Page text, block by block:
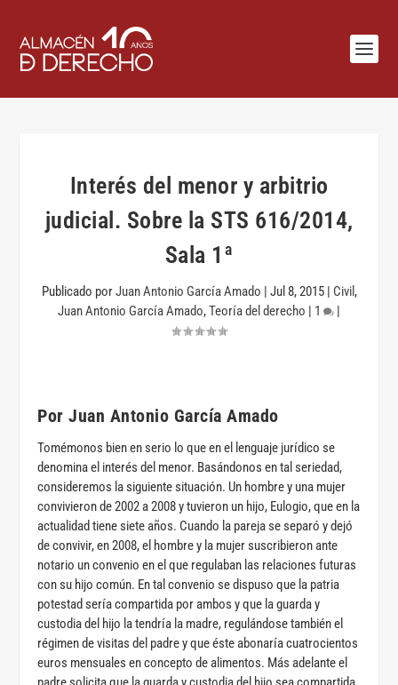
Interés del menor y arbitrio
judicial. Sobre la STS 616/2014,
Sala 1ª
Publicado porJuan Antonio García Amado | Jul 8, 2015| Civil ,
Juan Antonio García Amado,Teoría del derecho | 1 |
Por Juan Antonio García Amado
Tomémonos bien en serio lo que en el lenguaje jurídico se
denomina el interés del menor. Basándonos en tal seriedad,
consideremos la siguiente situación. Un hombre y una mujer
convivieron de 2002 a 2008 y tuvieron un hijo, Eulogio, que en la
actualidad tiene siete años. Cuando la pareja se separó y dejó
de convivir, en 2008, el hombre y la mujer suscribieron ante
notario un convenio en el que regulaban las relaciones futuras
con su hijo común. En tal convenio se dispuso que la patria
potestad sería compartida por ambos y que la guarda y
custodia del hijo la tendría la madre, regulándose también el
régimen de visitas del padre y que éste abonaría cuatrocientos
euros mensuales en concepto de alimentos. Más adelante el